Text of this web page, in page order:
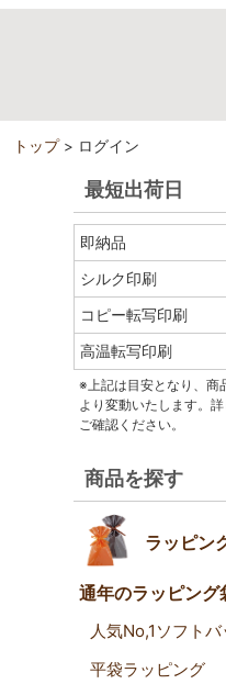
トップ ログイン
最短出荷日
即納品
シルク印刷
コピー転写印刷
高温転写印刷
※上記は目安となり、商
より変動いたします。
ご確認ください。
商品を探す
ラッピン
通年のラッピング
人気No,1ソフト
平袋ラッピング